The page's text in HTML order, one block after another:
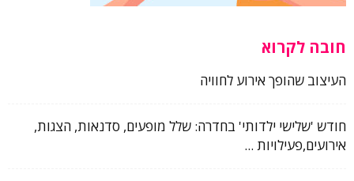
חובה לקרוא
העיצוב שהופך אירוע לחוויה
חודש 'שלישי ילדותי' בחדרה: שלל מופעים, סדנאות, הצגות,
אירועים,פעילויות ...